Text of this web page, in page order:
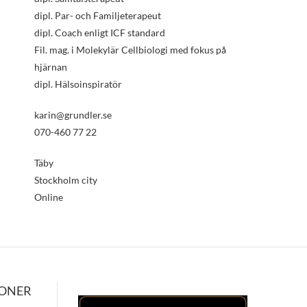
dipl. Par- och Familjeterapeut
dipl. Coach enligt ICF standard
Fil. mag. i Molekylär Cellbiologi med fokus på
hjärnan
dipl. Hälsoinspiratör
karin@grundler.se
070-460 77 22
Täby
Stockholm city
Online